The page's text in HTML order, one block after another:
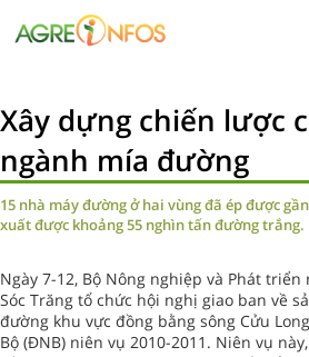
Xây dựng chiến lược
ngành mía đường
15 nhà máy đường ở hai vùng đã ép được
xuất được khoảng 55 nghìn tấn đường trắng.
Ngày 7-12, Bộ Nông nghiệp và Phát
Sóc Trăng tổ chức hội nghị giao ban về
đường khu vực đồng bằng sông Cửu
Bộ (ÐNB) niên vụ 2010-2011. Niên vụ